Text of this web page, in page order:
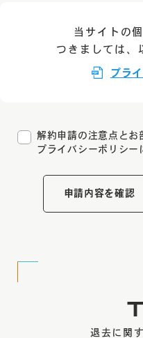
当サイトの
つきましては、
プラ
解約申請の注意点とお
プライバシーポリシー
申請内容を確認
退去に関